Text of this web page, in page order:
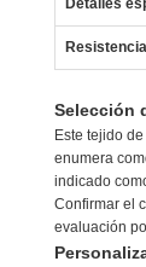
Detalles
Selección
Este tejido
enumera
indicado
Confirmar el
evaluación